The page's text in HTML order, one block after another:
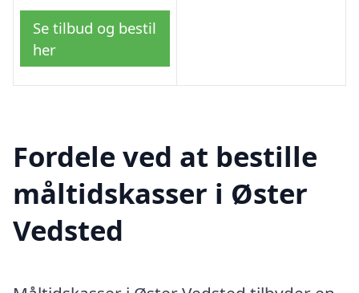
Se tilbud og bestil
her
Fordele ved at bestille
måltidskasser i Øster
Vedsted